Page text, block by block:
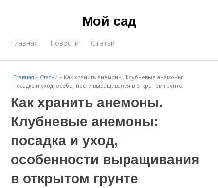
Мой сад
Главная Новости Статьи
Главная » Статьи » Как хранить анемоны. Клубневые анемоны:
посадка и уход, особенности выращивания в открытом грунте
Как хранить анемоны.
Клубневые анемоны:
посадка и уход,
особенности выращивания
в открытом грунте